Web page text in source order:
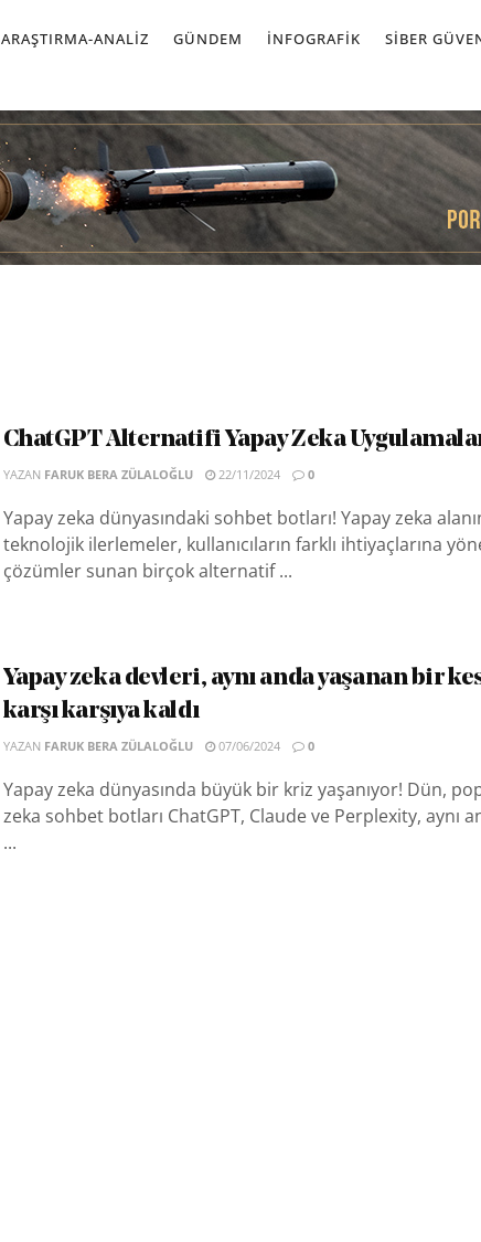
ARAŞTIRMA-ANALIZ GÜNDEM İNFOGRAFIK SIBER
ChatGPT Alternatifi Yapay Zeka
YAZAN FARUK BERA ZÜLALOĞLU 22/11/2024 0
Yapay zeka dünyasındaki sohbet botları! Yapay zeka
teknolojik ilerlemeler, kullanıcıların farklı ihtiyaçlarına
çözümler sunan birçok alternatif ...
Yapay zeka devleri, aynı anda yaşanan bir
karşı karşıya kaldı
YAZAN FARUK BERA ZÜLALOĞLU 07/06/2024 0
Yapay zeka dünyasında büyük bir kriz yaşanıyor! Dün,
zeka sohbet botları ChatGPT, Claude ve Perplexity, aynı
...